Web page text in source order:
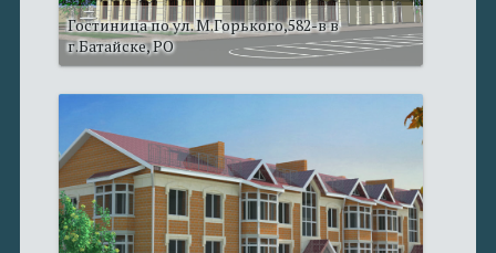
Гостиница по ул. М.Горького,582-в в
г.Батайске, РО